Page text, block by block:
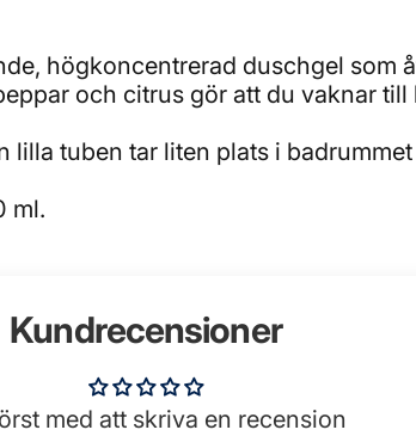
högkoncentrerad duschgel
och citrus gör att du vaknar
tuben tar liten plats i
ml.
Kundrecensioner
med att skriva en recension